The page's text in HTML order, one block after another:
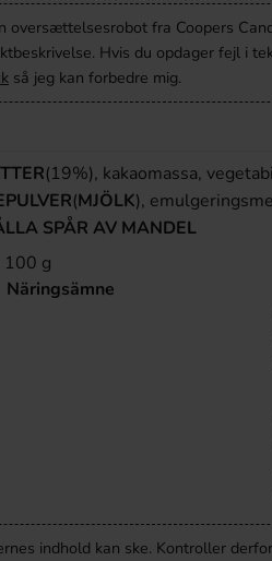
oversættelsesrobot fra Coopers
Hvis du opdager fejl i
så jeg kan forbedre mig.
(19%), kakaomassa,
(MJÖLK),
SPÅR AV MANDEL
100 g
Näringsämne
indhold kan ske. Kontroller